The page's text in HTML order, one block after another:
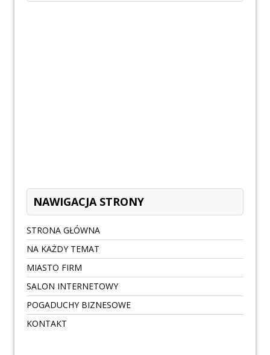
NAWIGACJA STRONY
STRONA GŁÓWNA
NA KAŻDY TEMAT
MIASTO FIRM
SALON INTERNETOWY
POGADUCHY BIZNESOWE
KONTAKT